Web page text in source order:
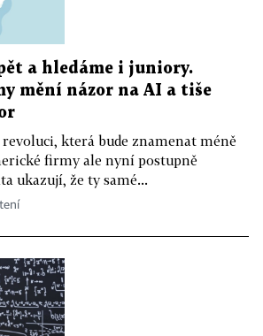
a hledáme i juniory.
mění názor na AI a tiše
která bude znamenat méně
firmy ale nyní postupně
ukazují, že ty samé...